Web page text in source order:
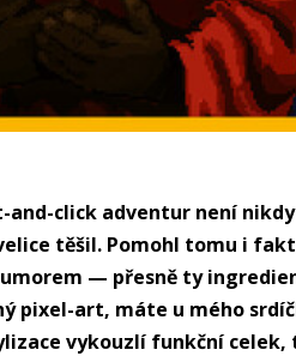
click adventur není
těšil. Pomohl tomu i
— přesně ty
pixel-art, máte u mého
vykouzlí funkční